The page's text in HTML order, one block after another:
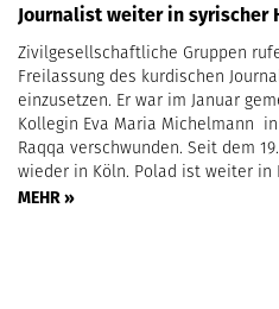
Journalist weiter in syrischer
Zivilgesellschaftliche Gruppen
Freilassung des kurdischen
einzusetzen. Er war im Januar
Kollegin Eva Maria Michelmann
Raqqa verschwunden. Seit dem
wieder in Köln. Polad ist weiter in
MEHR »